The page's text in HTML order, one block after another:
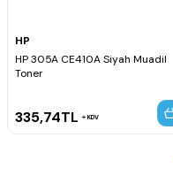
HP
HP 305A CE410A Siyah Muadil
Toner
335,74TL KDV